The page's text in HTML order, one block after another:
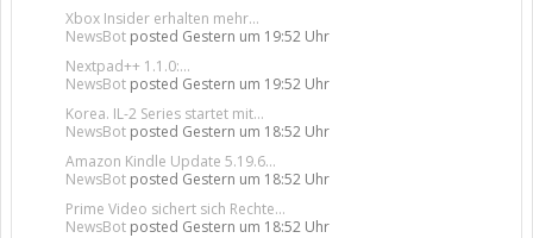
Xbox Insider erhalten mehr...
NewsBot posted Gestern um 19:52 Uhr
Nextpad++ 1.1.0:...
NewsBot posted Gestern um 19:52 Uhr
Korea. IL-2 Series startet mit...
NewsBot posted Gestern um 18:52 Uhr
Amazon Kindle Update 5.19.6...
NewsBot posted Gestern um 18:52 Uhr
Prime Video sichert sich Rechte...
NewsBot posted Gestern um 18:52 Uhr